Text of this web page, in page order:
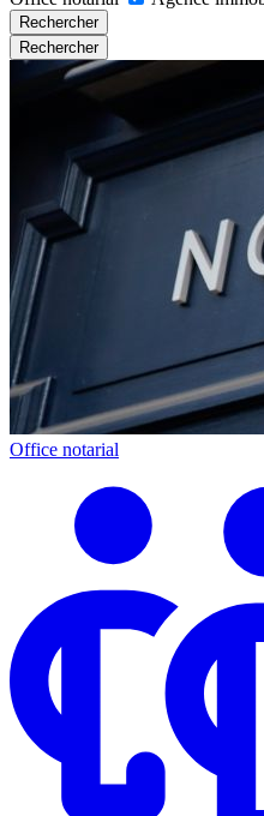
Rechercher
Rechercher
Office notarial